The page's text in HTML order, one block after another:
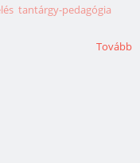
tantárgy-pedagógia
Tovább